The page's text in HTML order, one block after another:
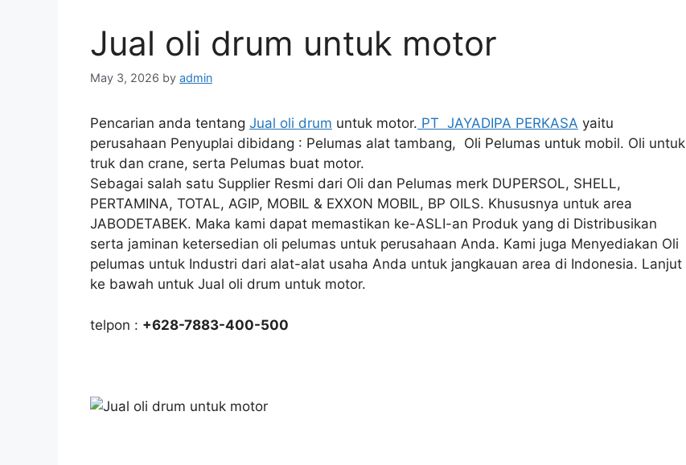
Jual oli drum untuk motor
May 3, 2026 by admin
Pencarian anda tentang Jual oli drum untuk motor. PT JAYADIPA PERKASA yaitu
perusahaan Penyuplai dibidang : Pelumas alat tambang, Oli Pelumas untuk mobil. Oli untuk
truk dan crane, serta Pelumas buat motor.
Sebagai salah satu Supplier Resmi dari Oli dan Pelumas merk DUPERSOL, SHELL,
PERTAMINA, TOTAL, AGIP, MOBIL & EXXON MOBIL, BP OILS. Khususnya untuk area
JABODETABEK. Maka kami dapat memastikan ke-ASLI-an Produk yang di Distribusikan
serta jaminan ketersedian oli pelumas untuk perusahaan Anda. Kami juga Menyediakan Oli
pelumas untuk Industri dari alat-alat usaha Anda untuk jangkauan area di Indonesia. Lanjut
ke bawah untuk Jual oli drum untuk motor.
telpon : +628-7883-400-500